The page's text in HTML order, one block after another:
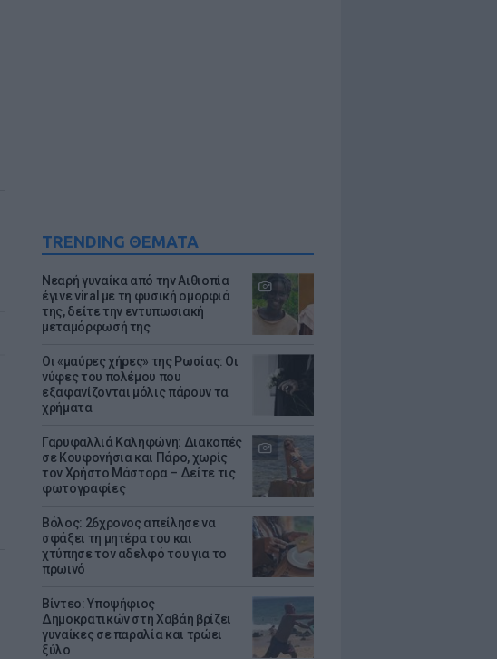
TRENDING ΘΕΜΑΤΑ
Νεαρή γυναίκα από την Αιθιοπία
έγινε viral με τη φυσική ομορφιά
της, δείτε την εντυπωσιακή
μεταμόρφωσή της
Οι «μαύρες χήρες» της Ρωσίας: Οι
νύφες του πολέμου που
εξαφανίζονται μόλις πάρουν τα
χρήματα
Γαρυφαλλιά Καληφώνη: Διακοπές
σε Κουφονήσια και Πάρο, χωρίς
τον Χρήστο Μάστορα – Δείτε τις
φωτογραφίες
Βόλος: 26χρονος απείλησε να
σφάξει τη μητέρα του και
χτύπησε τον αδελφό του για το
πρωινό
Βίντεο: Υποψήφιος
Δημοκρατικών στη Χαβάη βρίζει
γυναίκες σε παραλία και τρώει
ξύλο